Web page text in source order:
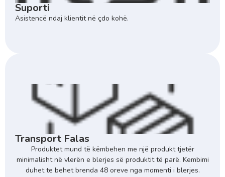
Suporti
Asistencë ndaj klientit në çdo kohë.
Transport Falas
Produktet mund të këmbehen me një produkt tjetër
minimalisht në vlerën e blerjes së produktit të parë. Kembimi
duhet te behet brenda 48 oreve nga momenti i blerjes.